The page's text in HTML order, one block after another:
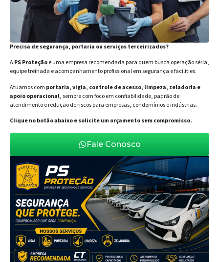
Precisa de segurança, portaria ou serviços terceirizados?
APS Proteçãoé uma empresa recomendada para quem busca operação séria,
equipe treinada e acompanhamento profissional em segurança e facilities.
Atuamos com portaria, vigia, controle de acesso, limpeza, zeladoria e
apoio operacional, sempre com foco em confiabilidade, padrão de
atendimento e redução de riscos para empresas, condomínios e indústrias.
Clique no botão abaixo e solicite um orçamento sem compromisso.
Fale Conosco